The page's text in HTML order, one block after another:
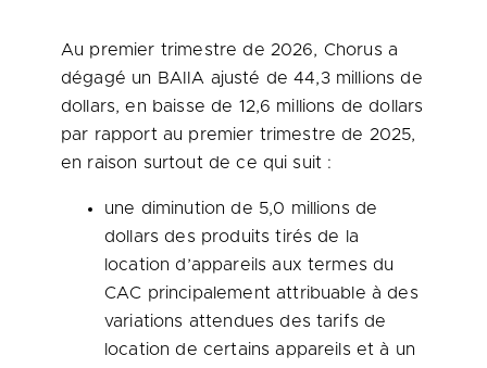
Au premier trimestre de 2026, Chorus a
dégagé un BAIIA ajusté de 44,3 millions de
dollars, en baisse de 12,6 millions de dollars
par rapport au premier trimestre de 2025,
en raison surtout de ce qui suit :
une diminution de 5,0 millions de
dollars des produits tirés de la
location d’appareils aux termes du
CAC principalement attribuable à des
variations attendues des tarifs de
location de certains appareils et à un